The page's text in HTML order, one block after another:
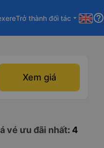
Trở thành đối tác arrow_drop_down help_outline
Xem giá
vé ưu đãi nhất: 4